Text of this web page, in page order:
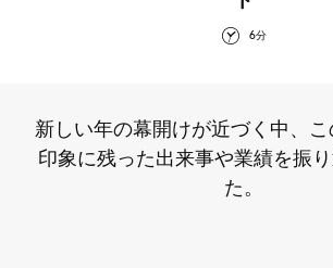
6分
新しい年の幕開けが近づく中、こ
印象に残った出来事や業績を振
た。